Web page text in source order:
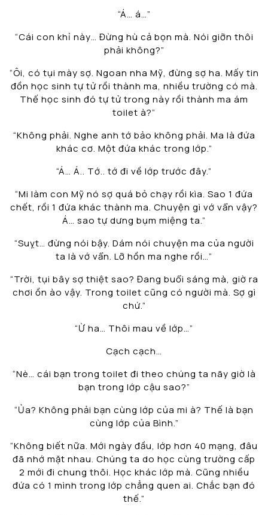
“Á… á…”
“Cái con khỉ này… Đừng hù cả bọn mà. Nói giỡn thôi
phải không?”
“Ôi, có tụi mày sợ. Ngoan nha Mỹ, đừng sợ ha. Mấy tin
đồn học sinh tự tử rồi thành ma, nhiều trường có mà.
Thế học sinh đó tự tử trong này rồi thành ma ám
toilet à?”
“Không phải. Nghe anh tớ bảo không phải. Ma là đứa
khác cơ. Một đứa khác trong lớp.”
“Á… Á.. Tớ.. tớ đi về lớp trước đây.”
“Mi làm con Mỹ nó sợ quá bỏ chạy rồi kìa. Sao 1 đứa
chết, rồi 1 đứa khác thành ma. Chuyện gì vớ vẩn vậy?
Á… sao tự dưng bụm miệng ta.”
“Suỵt… đừng nói bậy. Dám nói chuyện ma của người
ta là vớ vẩn. Lỡ hồn ma nghe rồi…”
“Trời, tụi bây sợ thiệt sao? Đang buổi sáng mà, giờ ra
chơi ồn ào vậy. Trong toilet cũng có người mà. Sợ gì
chứ.”
“Ừ ha… Thôi mau về lớp…”
Cạch cạch…
“Nè… cái bạn trong toilet đi theo chúng ta nãy giờ là
bạn trong lớp cậu sao?”
“Ủa? Không phải bạn cùng lớp của mi à? Thế là bạn
cùng lớp của Bình.”
“Không biết nữa. Mới ngày đầu, lớp hơn 40 mạng, đâu
đã nhớ mặt nhau. Chúng ta do học cùng trường cấp
2 mới đi chung thôi. Học khác lớp mà. Cũng nhiều
đứa có 1 mình trong lớp chẳng quen ai. Chắc bạn đó
thế.”